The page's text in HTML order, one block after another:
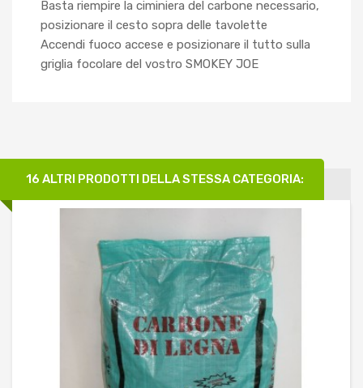
Basta riempire la ciminiera del carbone necessario,
posizionare il cesto sopra delle tavolette
Accendi fuoco accese e posizionare il tutto sulla
griglia focolare del vostro SMOKEY JOE
16 ALTRI PRODOTTI DELLA STESSA CATEGORIA: